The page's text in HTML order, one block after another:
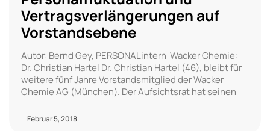
Vertragsverlängerungen auf
Vorstandsebene
Autor: Bernd Gey, PERSONALintern Wacker Chemie:
Dr. Christian Hartel Dr. Christian Hartel (46), bleibt für
weitere fünf Jahre Vorstandsmitglied der Wacker
Chemie AG (München). Der Aufsichtsrat hat seinen
Februar 5, 2018